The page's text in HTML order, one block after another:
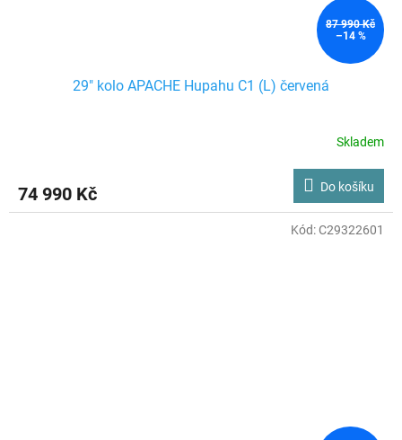
87 990 Kč
–14 %
29" kolo APACHE Hupahu C1 (L) červená
Skladem
74 990 Kč Do košíku
Kód:C29322601